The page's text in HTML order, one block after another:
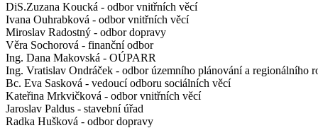
DiS.Zuzana Koucká - odbor vnitřních věcí
Ivana Ouhrabková - odbor vnitřních věcí
Miroslav Radostný - odbor dopravy
Věra Sochorová - finanční odbor
Ing. Dana Makovská - OÚPARR
Ing. Vratislav Ondráček - odbor územního plánování a regionálního
Bc. Eva Sasková - vedoucí odboru sociálních věcí
Kateřina Mrkvičková - odbor vnitřních věcí
Jaroslav Paldus - stavební úřad
Radka Hušková - odbor dopravy